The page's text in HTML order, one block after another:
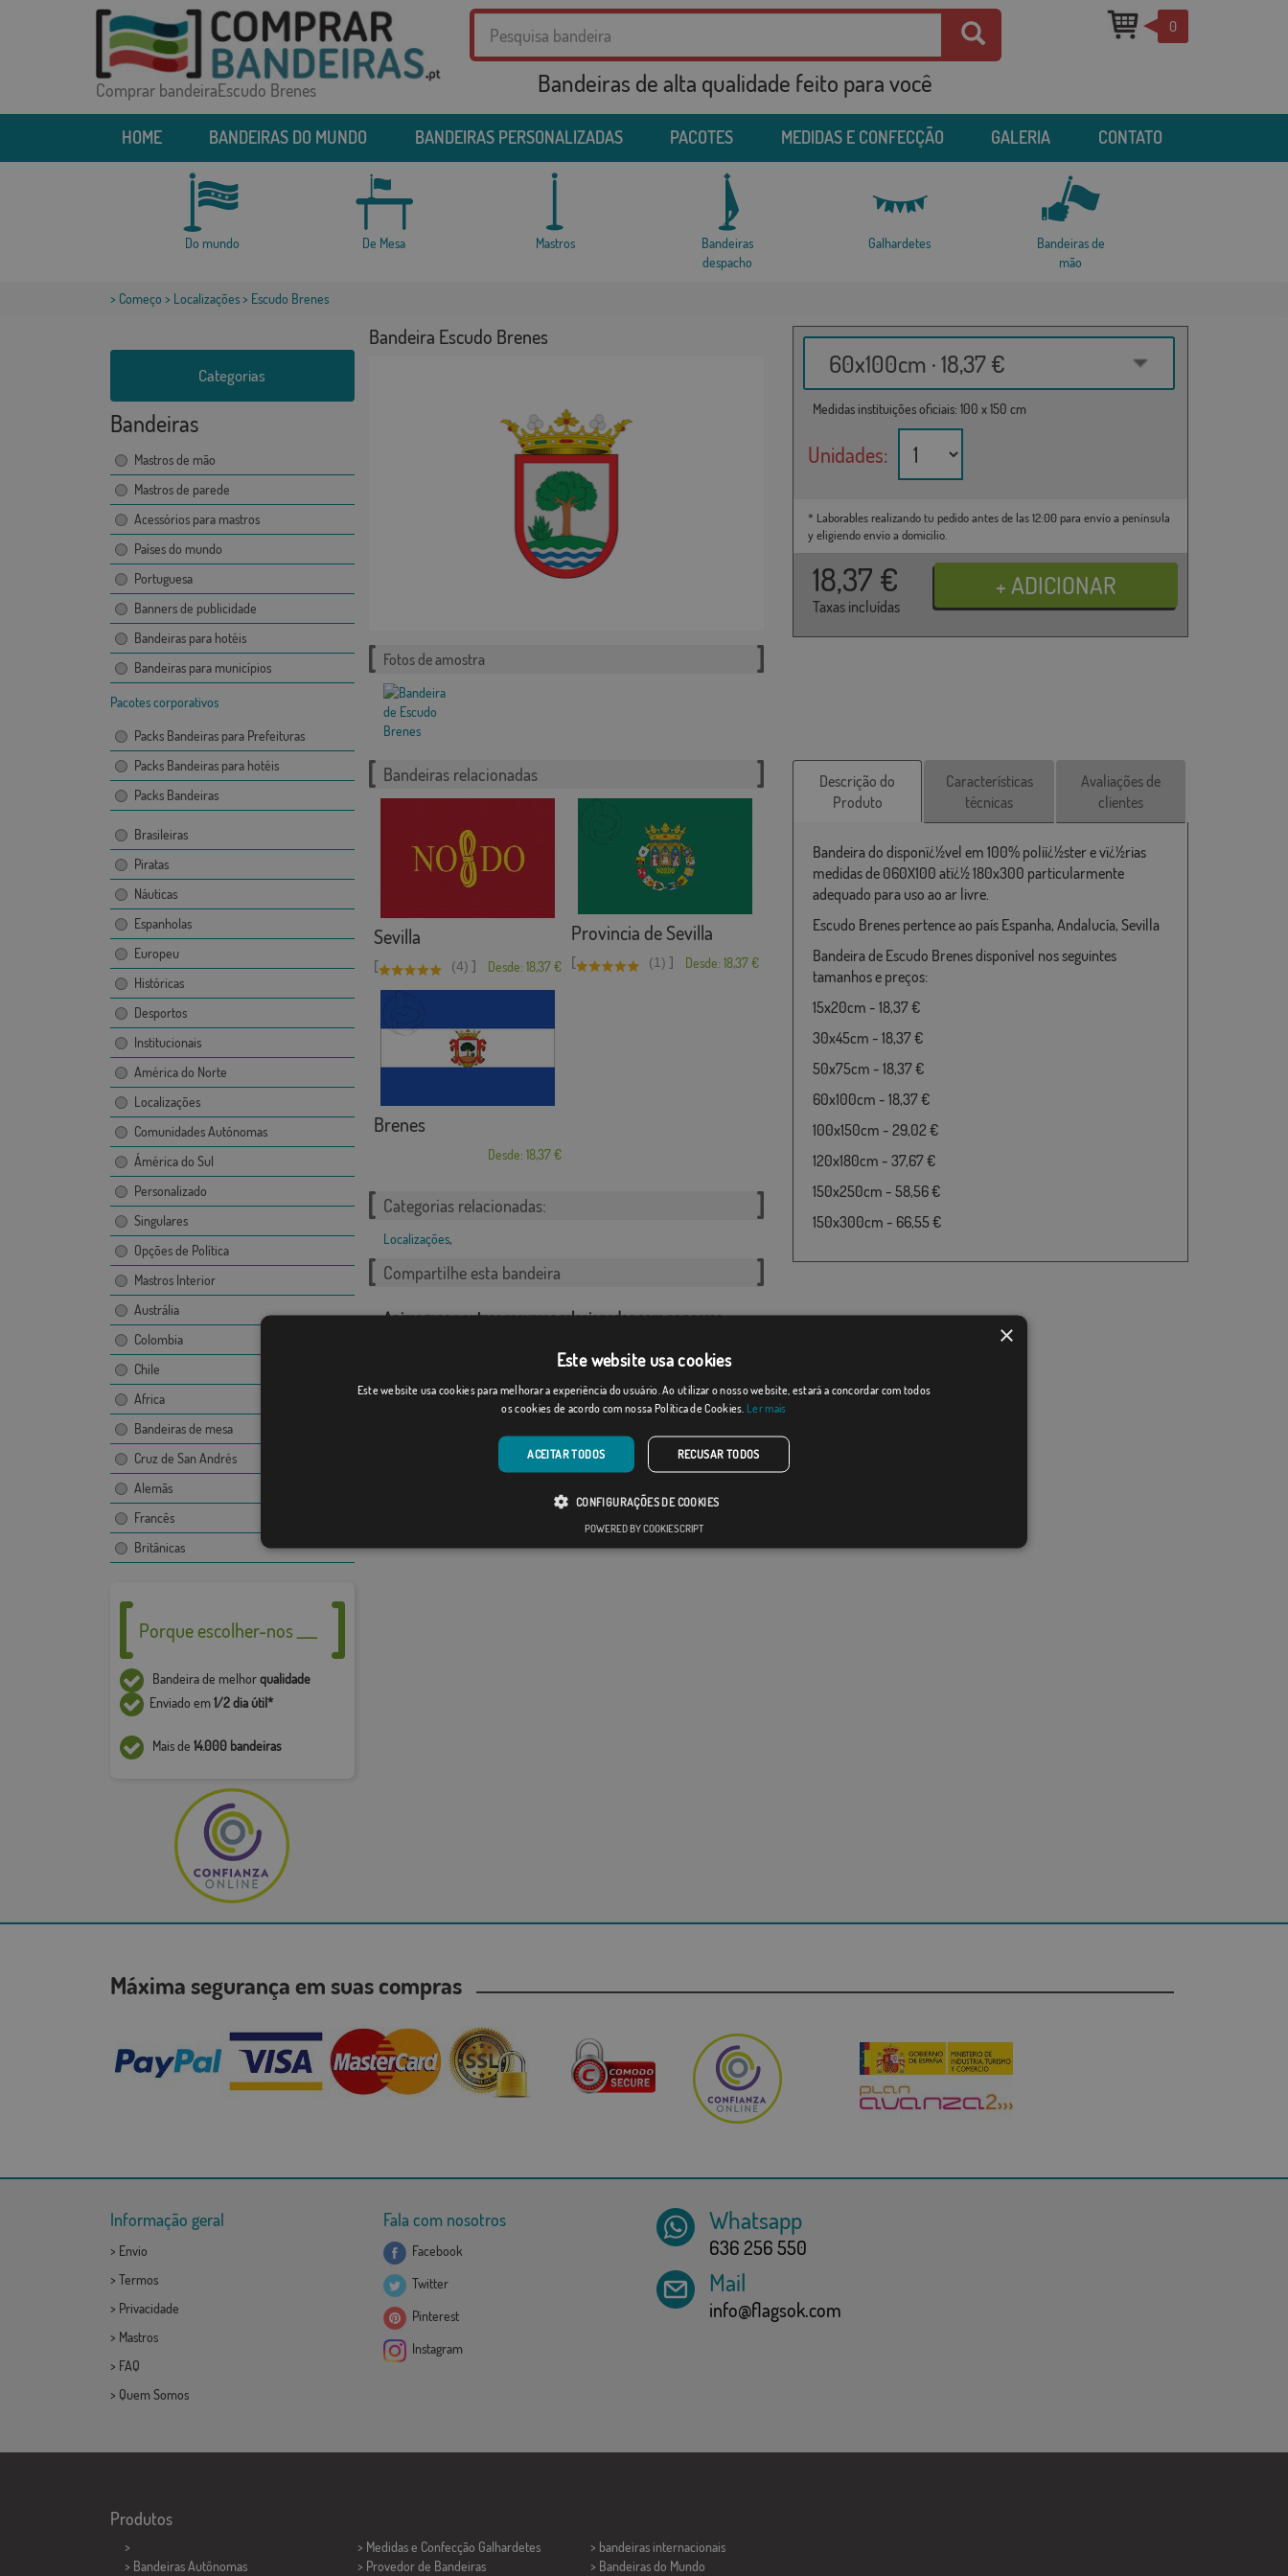
Comprar bandeiraEscudo Brenes Bandeiras de alta qualidade feito para você
0
HOME BANDEIRAS DO MUNDO BANDEIRAS PERSONALIZADAS PACOTES MEDIDAS E CONFECÇÃO GALERIA CONTATO
Do mundo De Mesa Mastros
Bandeiras
despacho
Galhardetes
Bandeiras de
mão
> Começo > Localizações> Escudo Brenes
Categorias
Bandeiras
Mastros de mão
Mastros de parede
Acessórios para mastros
Países do mundo
Portuguesa
Banners de publicidade
Bandeiras para hotéis
Bandeiras para municípios
Pacotes corporativos
Packs Bandeiras para Prefeituras
Packs Bandeiras para hotéis
Packs Bandeiras
Brasileiras
Piratas
Náuticas
Espanholas
Europeu
Históricas
Desportos
Institucionais
América do Norte
Localizações
Comunidades Autónomas
Ámérica do Sul
Personalizado
Singulares
Opções de Política
Mastros Interior
Austrália
Colombia
Chile
Africa
Bandeiras de mesa
Cruz de San Andrés
Alemãs
Francês
Britânicas
Porque escolher-nos ___
Bandeira de melhorqualidade
Enviado em1/2 dia útil*
Mais de 14.000 bandeiras
Bandeira Escudo Brenes
Fotos de amostra
60x100cm · 18,37 €
Medidas instituições oficiais: 100 x 150 cm
Unidades:
* Laborables realizando tu pedido antes de las 12:00 para envío a península
y eligiendo envío a domicilio.
18,37 €
Taxas incluídas
Bandeiras relacionadas
Sevilla
[ (4) ] Desde: 18,37 €
Provincia de Sevilla
[ (1) ] Desde: 18,37 €
Brenes
Desde: 18,37 €
Categorias relacionadas:
Localizações,
Compartilhe esta bandeira
As imagens e outros recursos relacionados com as nossas
proibido a sua reprodução, utilização e modificação sem o
consentimento expresso da empresa.
O desenho final pode diferir ligeiramente do mostrado na
imagem, as bandeiras são fornecidas sem mastro.
Devido ao formato de produção, pode haver uma variação de
+ / - 5% nas dimensões finais e tons de cores.
Descrição do
Produto
Características
técnicas
Avaliações de
clientes
Bandeira do disponï¿½vel em 100% poliï¿½ster e vï¿½rias
medidas de 060X100 atï¿½ 180x300 particularmente
adequado para uso ao ar livre.
Escudo Brenes pertence ao país Espanha, Andalucía, Sevilla
Bandeira de Escudo Brenes disponível nos seguintes
tamanhos e preços:
15x20cm - 18,37 €
30x45cm - 18,37 €
50x75cm - 18,37 €
60x100cm - 18,37 €
100x150cm - 29,02 €
120x180cm - 37,67 €
150x250cm - 58,56 €
150x300cm - 66,55 €
Máxima segurança em suas compras
Informação geral
> Envio
> Termos
> Privacidade
> Mastros
> FAQ
> Quem Somos
Fala com nosotros
Facebook
Twitter
Pinterest
Instagram
Whatsapp
636 256 550
Mail
info@flagsok.com
Produtos
>
> Bandeiras Autônomas
> Medidas e Confecção Galhardetes
> Provedor de Bandeiras
> bandeiras internacionais
> Bandeiras do Mundo
×
Este website usa cookies
Este website usa cookies para melhorar a experiência do usuário. Ao utilizar o nosso website, estará a concordar com todos
os cookies de acordo com nossa Política de Cookies. Ler mais
ACEITAR TODOS RECUSAR TODOS
CONFIGURAÇÕES DE COOKIES
POWERED BY COOKIESCRIPT